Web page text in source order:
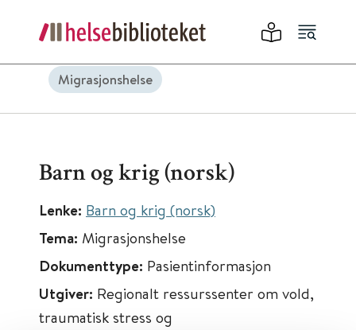
Migrasjonshelse
Barn og krig (norsk)
Lenke: Barn og krig (norsk)
Tema: Migrasjonshelse
Dokumenttype: Pasientinformasjon
Utgiver: Regionalt ressurssenter om vold,
traumatisk stress og